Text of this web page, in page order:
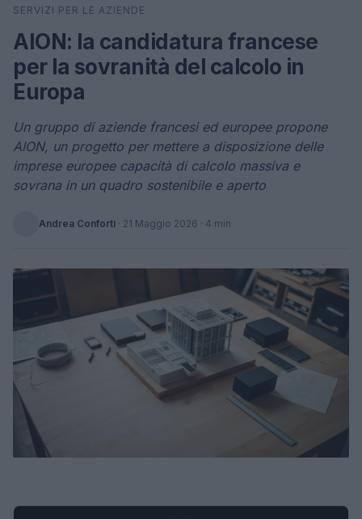
Cerca
SERVIZI PER LE AZIENDE
AION: la candidatura francese
per la sovranità del calcolo in
Europa
Un gruppo di aziende francesi ed europee propone
AION, un progetto per mettere a disposizione delle
imprese europee capacità di calcolo massiva e
sovrana in un quadro sostenibile e aperto
Andrea Conforti · 21 Maggio 2026 · 4 min